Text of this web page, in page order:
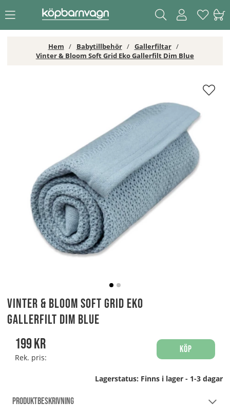
Hem Babytillbehör
Gallerfiltar
Vinter & Bloom Soft Grid Eko Gallerfilt Dim Blue
Vinter & Bloom Soft Grid Eko
Gallerfilt Dim Blue
199kr
Rek. pris:
Köp
Lagerstatus: Finns i lager - 1-3 dagar
PRODUKTBESKRIVNING